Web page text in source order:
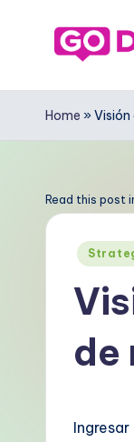
G
o
ia
m
Home »
Read this post
Publicado
de